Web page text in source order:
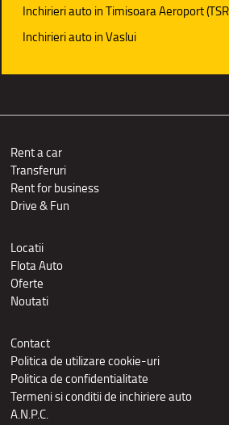
Inchirieri auto in Timisoara Aeroport
Inchirieri auto in Vaslui
Rent a car
Transferuri
Rent for business
Drive & Fun
Locatii
Flota Auto
Oferte
Noutati
Contact
Politica de utilizare cookie-uri
Politica de confidentialitate
Termeni si conditii de inchiriere auto
A.N.P.C.